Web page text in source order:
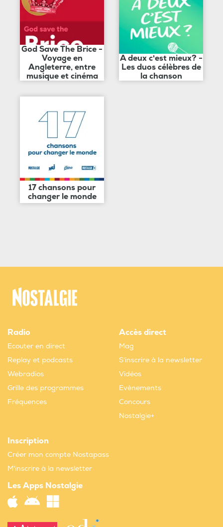
God Save The Brice -
Voyage en
Angleterre, entre
musique et cinéma
A deux c'est mieux? -
Les duos célèbres de
la chanson
17 chansons pour
changer le monde
Radio
Ecouter en direct
Replay et podcasts
Webradios
Grille des programmes
Fréquences
Accès direct
Mag
S'inscrire à la newsletter
Vidéos
Evènements
Concours
Nostalgie+
Inscription
Créer mon compte Nostapass
M'inscrire à la newsletter
Les Apps Nostalgie